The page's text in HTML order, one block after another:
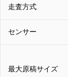
走査方式
センサー
最大原稿サイズ